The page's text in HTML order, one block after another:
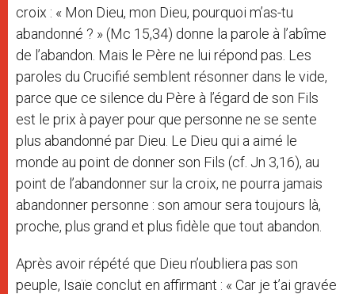
croix : « Mon Dieu, mon Dieu, pourquoi m’as-tu
abandonné ? » (Mc 15,34) donne la parole à l’abîme
de l’abandon. Mais le Père ne lui répond pas. Les
paroles du Crucifié semblent résonner dans le vide,
parce que ce silence du Père à l’égard de son Fils
est le prix à payer pour que personne ne se sente
plus abandonné par Dieu. Le Dieu qui a aimé le
monde au point de donner son Fils (cf. Jn 3,16), au
point de l’abandonner sur la croix, ne pourra jamais
abandonner personne : son amour sera toujours là,
proche, plus grand et plus fidèle que tout abandon.
Après avoir répété que Dieu n’oubliera pas son
peuple, Isaïe conclut en affirmant : « Car je t’ai gravée